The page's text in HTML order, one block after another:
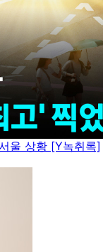
울 상황 [Y녹취록]